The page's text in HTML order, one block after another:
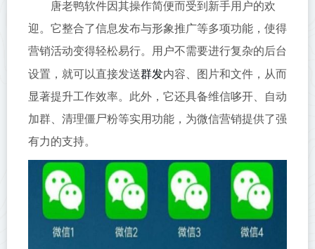
唐老鸭软件因其操作简便而受到新手用户的欢
迎。它整合了信息发布与形象推广等多项功能，使得
营销活动变得轻松易行。用户不需要进行复杂的后台
设置，就可以直接发送群发内容、图片和文件，从而
显著提升工作效率。此外，它还具备维信哆开、自动
加群、清理僵尸粉等实用功能，为微信营销提供了强
有力的支持。